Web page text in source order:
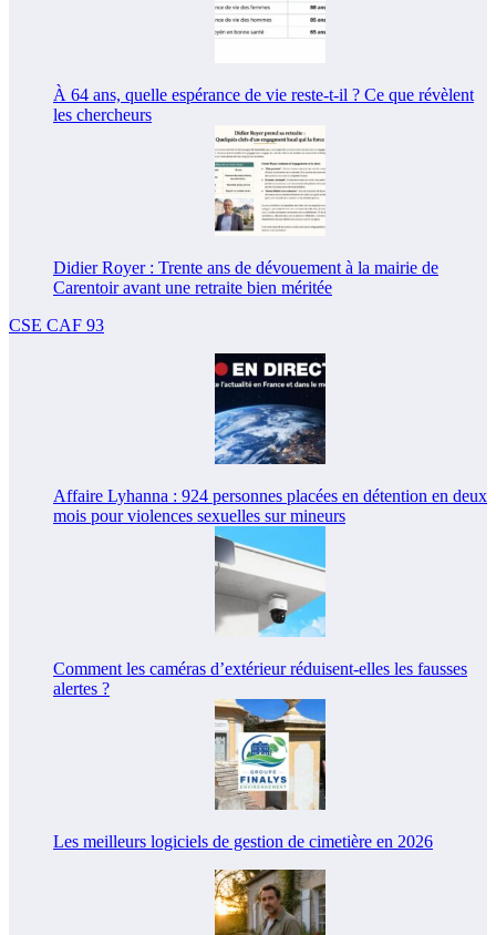
À 64 ans, quelle espérance de vie reste-t-il ? Ce que révèlent
les chercheurs
Didier Royer : Trente ans de dévouement à la mairie de
Carentoir avant une retraite bien méritée
CSE CAF 93
Affaire Lyhanna : 924 personnes placées en détention en deux
mois pour violences sexuelles sur mineurs
Comment les caméras d’extérieur réduisent-elles les fausses
alertes ?
Les meilleurs logiciels de gestion de cimetière en 2026